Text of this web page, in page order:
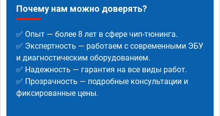
Почему нам можно доверять?
✅ Опыт — более 8 лет в сфере чип-тюнинга.
✅ Экспертность — работаем с современными ЭБУ
и диагностическим оборудованием.
✅ Надежность — гарантия на все виды работ.
✅ Прозрачность — подробные консультации и
фиксированные цены.